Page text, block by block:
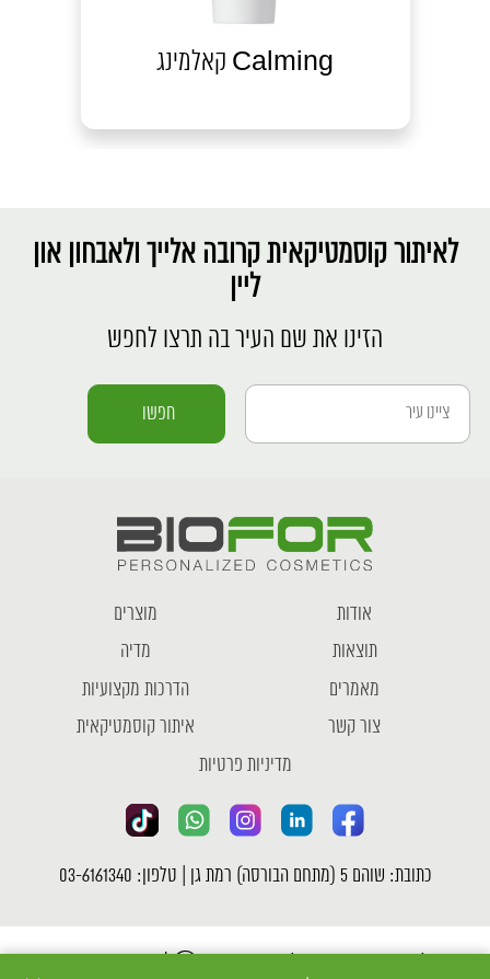
קאלמינג Calming
לאיתור קוסמטיקאית קרובה אלייך ולאבחון און
ליין
הזינו את שם העיר בה תרצו לחפש
אודות
מוצרים
תוצאות
מדיה
מאמרים
הדרכות מקצועיות
צור קשר
איתור קוסמטיקאית
מדיניות פרטיות
כתובת: שוהם 5 (מתחם הבורסה) רמת גן | טלפון: 03-6161340